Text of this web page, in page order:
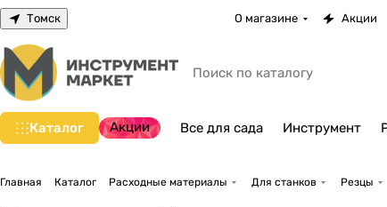
Томск О магазине Акции
Каталог Акции Все для сада Инструмент
Главная Каталог Расходные материалы Для станков Резцы